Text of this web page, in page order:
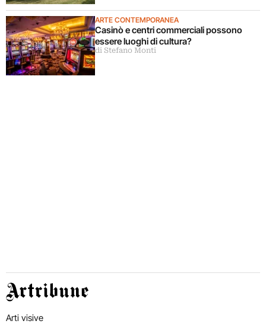
ARTE CONTEMPORANEA
Casinò e centri commerciali possono
essere luoghi di cultura?
di Stefano Monti
Artribune
Arti visive